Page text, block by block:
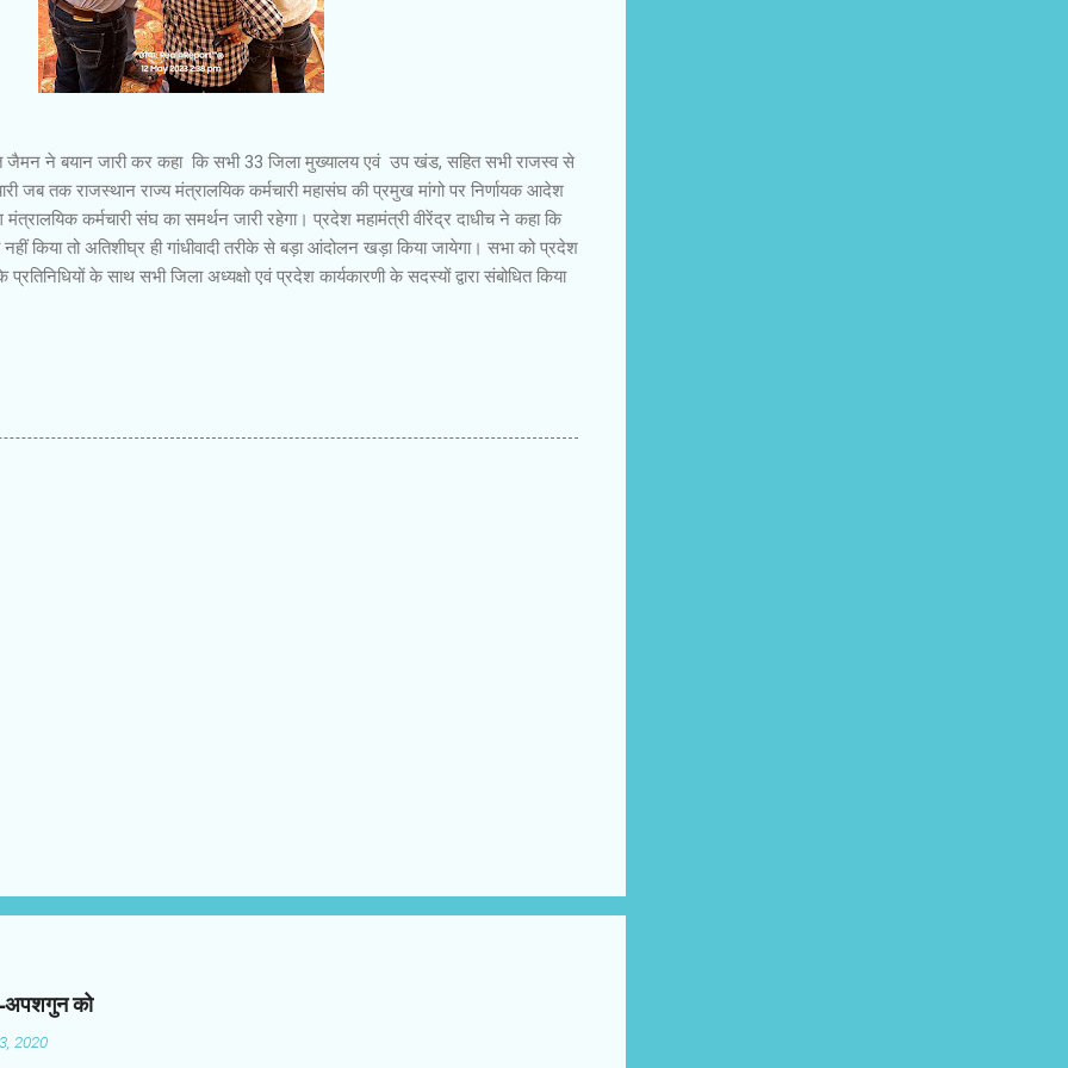
जैमन ने बयान जारी कर कहा कि सभी 33 जिला मुख्यालय एवं उप खंड, सहित सभी राजस्व से
जब तक राजस्थान राज्य मंत्रालयिक कर्मचारी महासंघ की प्रमुख मांगो पर निर्णायक आदेश
मंत्रालयिक कर्मचारी संघ का समर्थन जारी रहेगा। प्रदेश महामंत्री वीरेंद्र दाधीच ने कहा कि
नहीं किया तो अतिशीघ्र ही गांधीवादी तरीके से बड़ा आंदोलन खड़ा किया जायेगा। सभा को प्रदेश
के साथ सभी जिला अध्यक्षो एवं प्रदेश कार्यकारणी के सदस्यों द्वारा संबोधित किया
अपशगुन को
2020